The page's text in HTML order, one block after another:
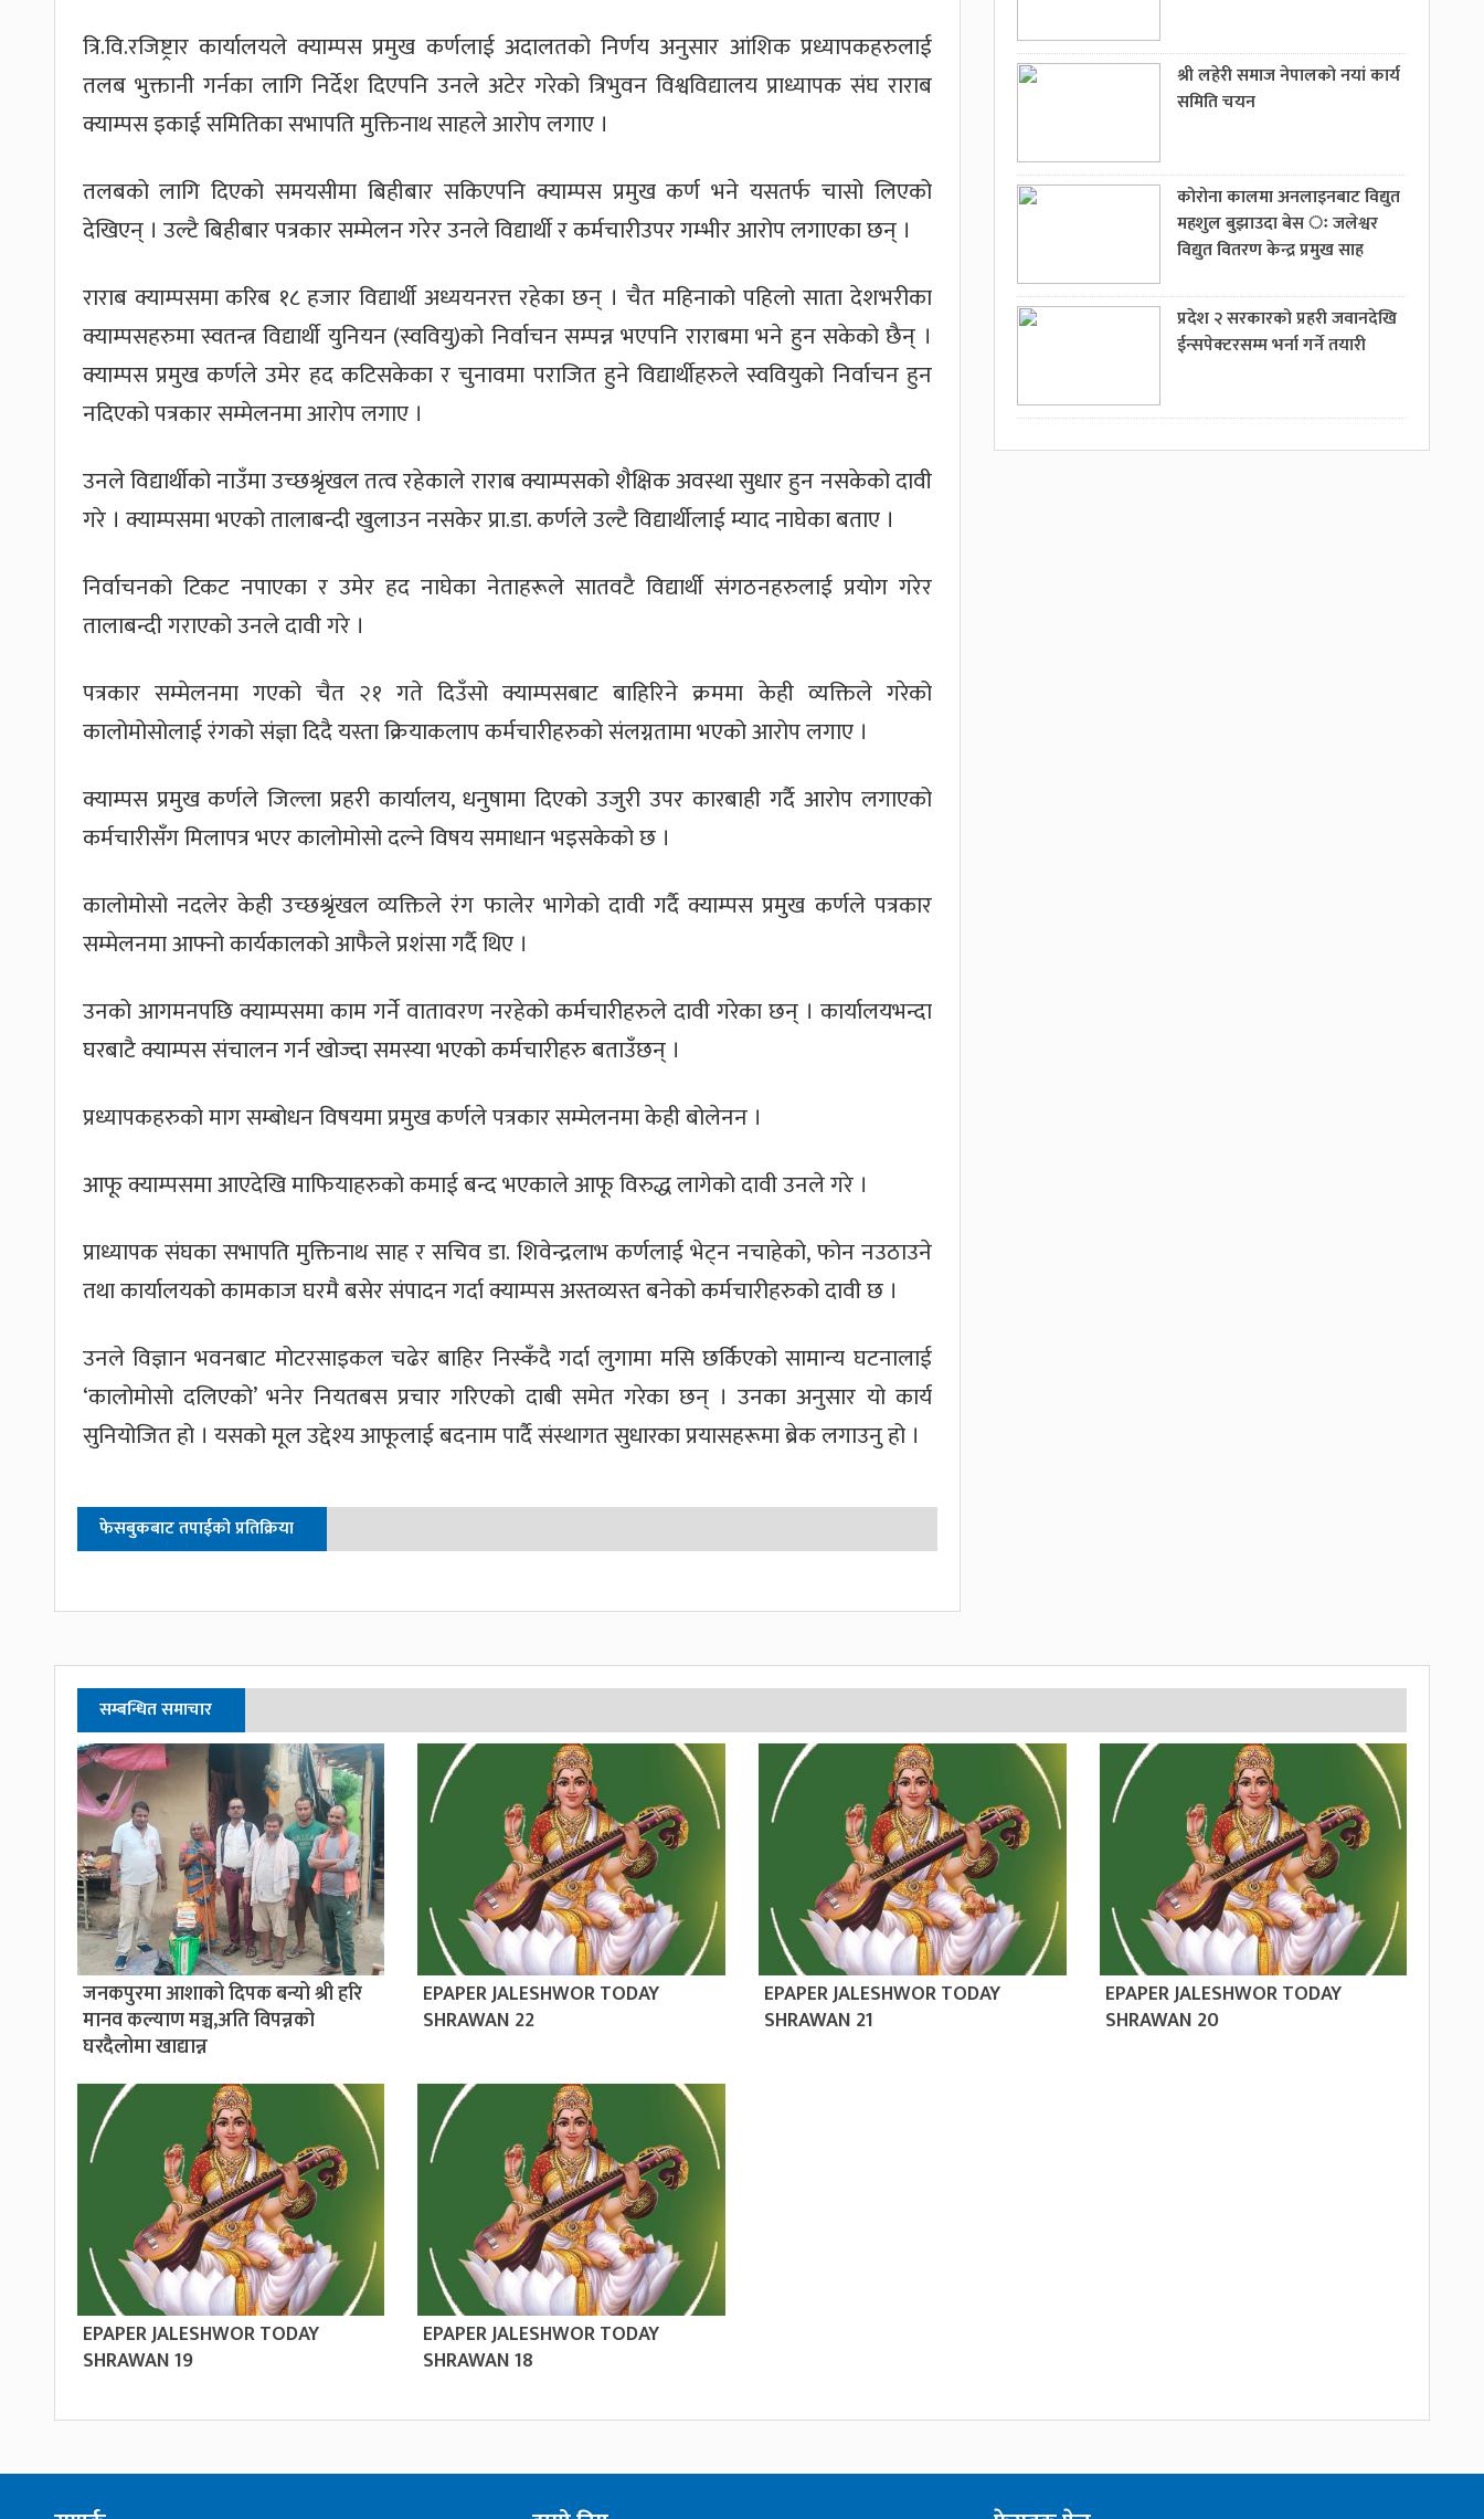
त्रि.वि.रजिष्ट्रार कार्यालयले क्याम्पस प्रमुख कर्णलाई अदालतको निर्णय अनुसार आंशिक प्रध्यापकहरुलाई
तलब भुक्तानी गर्नका लागि निर्देश दिएपनि उनले अटेर गरेको त्रिभुवन विश्वविद्यालय प्राध्यापक संघ राराब
क्याम्पस इकाई समितिका सभापति मुक्तिनाथ साहले आरोप लगाए ।
तलबको लागि दिएको समयसीमा बिहीबार सकिएपनि क्याम्पस प्रमुख कर्ण भने यसतर्फ चासो लिएको
देखिएन् । उल्टै बिहीबार पत्रकार सम्मेलन गरेर उनले विद्यार्थी र कर्मचारीउपर गम्भीर आरोप लगाएका छन् ।
राराब क्याम्पसमा करिब १८ हजार विद्यार्थी अध्ययनरत्त रहेका छन् । चैत महिनाको पहिलो साता देशभरीका
क्याम्पसहरुमा स्वतन्त्र विद्यार्थी युनियन (स्ववियु)को निर्वाचन सम्पन्न भएपनि राराबमा भने हुन सकेको छैन् ।
क्याम्पस प्रमुख कर्णले उमेर हद कटिसकेका र चुनावमा पराजित हुने विद्यार्थीहरुले स्ववियुको निर्वाचन हुन
नदिएको पत्रकार सम्मेलनमा आरोप लगाए ।
उनले विद्यार्थीको नाउँमा उच्छश्रृंखल तत्व रहेकाले राराब क्याम्पसको शैक्षिक अवस्था सुधार हुन नसकेको दावी
गरे । क्याम्पसमा भएको तालाबन्दी खुलाउन नसकेर प्रा.डा. कर्णले उल्टै विद्यार्थीलाई म्याद नाघेका बताए ।
निर्वाचनको टिकट नपाएका र उमेर हद नाघेका नेताहरूले सातवटै विद्यार्थी संगठनहरुलाई प्रयोग गरेर
तालाबन्दी गराएको उनले दावी गरे ।
पत्रकार सम्मेलनमा गएको चैत २१ गते दिउँसो क्याम्पसबाट बाहिरिने क्रममा केही व्यक्तिले गरेको
कालोमोसोलाई रंगको संज्ञा दिदै यस्ता क्रियाकलाप कर्मचारीहरुको संलग्नतामा भएको आरोप लगाए ।
क्याम्पस प्रमुख कर्णले जिल्ला प्रहरी कार्यालय, धनुषामा दिएको उजुरी उपर कारबाही गर्दै आरोप लगाएको
कर्मचारीसँग मिलापत्र भएर कालोमोसो दल्ने विषय समाधान भइसकेको छ ।
कालोमोसो नदलेर केही उच्छश्रृंखल व्यक्तिले रंग फालेर भागेको दावी गर्दै क्याम्पस प्रमुख कर्णले पत्रकार
सम्मेलनमा आफ्नो कार्यकालको आफैले प्रशंसा गर्दै थिए ।
उनको आगमनपछि क्याम्पसमा काम गर्ने वातावरण नरहेको कर्मचारीहरुले दावी गरेका छन् । कार्यालयभन्दा
घरबाटै क्याम्पस संचालन गर्न खोज्दा समस्या भएको कर्मचारीहरु बताउँछन् ।
प्रध्यापकहरुको माग सम्बोधन विषयमा प्रमुख कर्णले पत्रकार सम्मेलनमा केही बोलेनन ।
आफू क्याम्पसमा आएदेखि माफियाहरुको कमाई बन्द भएकाले आफू विरुद्ध लागेको दावी उनले गरे ।
प्राध्यापक संघका सभापति मुक्तिनाथ साह र सचिव डा. शिवेन्द्रलाभ कर्णलाई भेट्न नचाहेको, फोन नउठाउने
तथा कार्यालयको कामकाज घरमै बसेर संपादन गर्दा क्याम्पस अस्तव्यस्त बनेको कर्मचारीहरुको दावी छ ।
उनले विज्ञान भवनबाट मोटरसाइकल चढेर बाहिर निस्कँदै गर्दा लुगामा मसि छर्किएको सामान्य घटनालाई
‘कालोमोसो दलिएको’ भनेर नियतबस प्रचार गरिएको दाबी समेत गरेका छन् । उनका अनुसार यो कार्य
सुनियोजित हो । यसको मूल उद्देश्य आफूलाई बदनाम पार्दै संस्थागत सुधारका प्रयासहरूमा ब्रेक लगाउनु हो ।
फेसबुकबाट तपाईको प्रतिक्रिया
श्री लहेरी समाज नेपालको नयां कार्य
समिति चयन
कोरोना कालमा अनलाइनबाट विद्युत
महशुल बुझाउदा बेस ः जलेश्वर
विद्युत वितरण केन्द्र प्रमुख साह
प्रदेश २ सरकारको प्रहरी जवानदेखि
ईन्सपेक्टरसम्म भर्ना गर्ने तयारी
सम्बन्धित समाचार
जनकपुरमा आशाको दिपक बन्यो श्री हरि
मानव कल्याण मञ्च,अति विपन्नको
घरदैलोमा खाद्यान्न
EPAPER JALESHWOR TODAY
SHRAWAN 22
EPAPER JALESHWOR TODAY
SHRAWAN 21
EPAPER JALESHWOR TODAY
SHRAWAN 20
EPAPER JALESHWOR TODAY
SHRAWAN 19
EPAPER JALESHWOR TODAY
SHRAWAN 18